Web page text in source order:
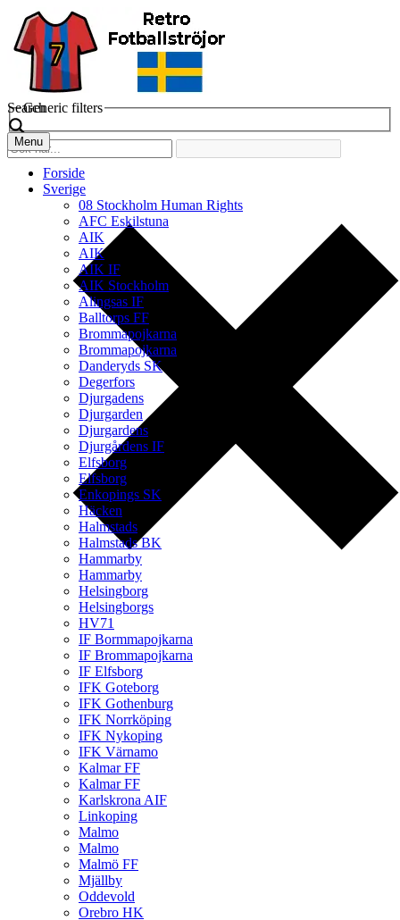
Search
Generic filters
Menu
Forside
Sverige
08 Stockholm Human Rights
AFC Eskilstuna
AIK
AIK
AIK IF
AIK Stockholm
Alingsas IF
Balltorps FF
Brommapojkarna
Brommapojkarna
Danderyds SK
Degerfors
Djurgadens
Djurgarden
Djurgardens
Djurgårdens IF
Elfsborg
Elfsborg
Enkopings SK
Häcken
Halmstads
Halmstads BK
Hammarby
Hammarby
Helsingborg
Helsingborgs
HV71
IF Bormmapojkarna
IF Brommapojkarna
IF Elfsborg
IFK Goteborg
IFK Gothenburg
IFK Norrköping
IFK Nykoping
IFK Värnamo
Kalmar FF
Kalmar FF
Karlskrona AIF
Linkoping
Malmo
Malmo
Malmö FF
Mjällby
Oddevold
Orebro HK